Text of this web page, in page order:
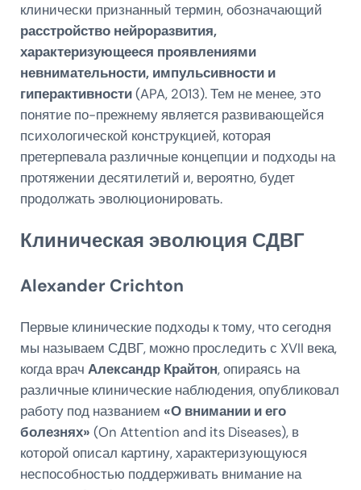
клинически признанный термин, обозначающий
расстройство нейроразвития,
характеризующееся проявлениями
невнимательности, импульсивности и
гиперактивности(APA, 2013). Тем не менее, это
понятие по-прежнему является развивающейся
психологической конструкцией, которая
претерпевала различные концепции и подходы на
протяжении десятилетий и, вероятно, будет
продолжать эволюционировать.
Клиническая эволюция СДВГ
Alexander Crichton
Первые клинические подходы к тому, что сегодня
мы называем СДВГ, можно проследить с XVII века,
когда врач Александр Крайтон, опираясь на
различные клинические наблюдения, опубликовал
работу под названием «О внимании и его
болезнях» (On Attention and its Diseases), в
которой описал картину, характеризующуюся
неспособностью поддерживать внимание на